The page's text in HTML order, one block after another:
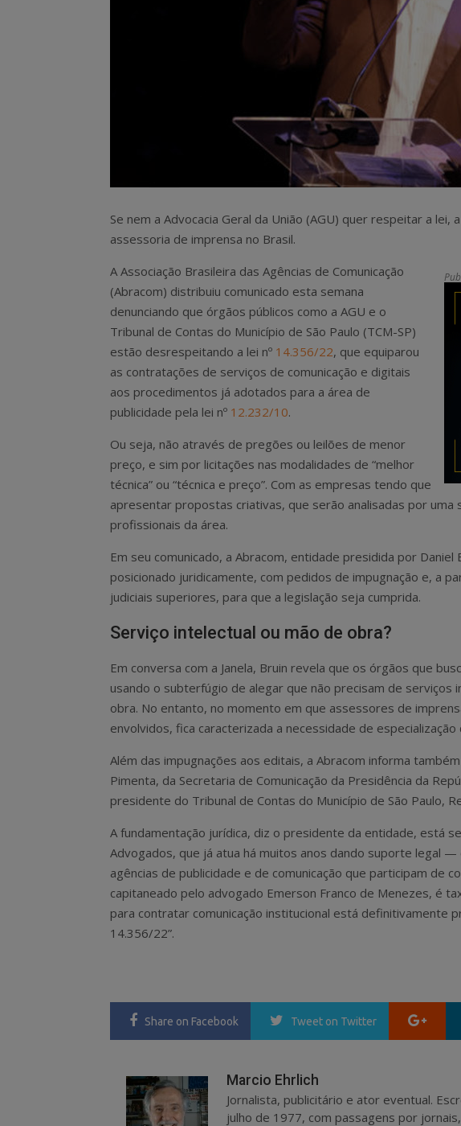
Se nem a Advocacia Geral da União (AGU) quer respeitar a lei,
assessoria de imprensa no Brasil.
A Associação Brasileira das Agências de Comunicação
(Abracom) distribuiu comunicado esta semana
denunciando que órgãos públicos como a AGU e o
Tribunal de Contas do Município de São Paulo (TCM-SP)
estão desrespeitando a lei nº 14.356/22, que equiparou
as contratações de serviços de comunicação e digitais
aos procedimentos já adotados para a área de
publicidade pela lei nº 12.232/10.
Ou seja, não através de pregões ou leilões de menor
preço, e sim por licitações nas modalidades de “melhor
técnica” ou “técnica e preço”. Com as empresas tendo que
apresentar propostas criativas, que serão analisadas por uma
profissionais da área.
Em seu comunicado, a Abracom, entidade presidida por
posicionado juridicamente, com pedidos de impugnação e, a
judiciais superiores, para que a legislação seja cumprida.
Serviço intelectual ou mão de obra?
Em conversa com a Janela, Bruin revela que os órgãos que
usando o subterfúgio de alegar que não precisam de serviços
obra. No entanto, no momento em que assessores de
envolvidos, fica caracterizada a necessidade de
Além das impugnações aos editais, a Abracom informa
Pimenta, da Secretaria de Comunicação da Presidência da
presidente do Tribunal de Contas do Município de São Paulo,
A fundamentação jurídica, diz o presidente da entidade, está
Advogados, que já atua há muitos anos dando suporte legal
agências de publicidade e de comunicação que participam de
capitaneado pelo advogado Emerson Franco de Menezes, é
para contratar comunicação institucional está definitivamente
14.356/22”.
Share on Facebook Tweet on Twitter
Marcio Ehrlich
Jornalista, publicitário e ator eventual.
julho de 1977, com passagens por